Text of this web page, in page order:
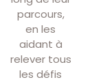
parcours,
en les
aidant à
relever tous
les défis